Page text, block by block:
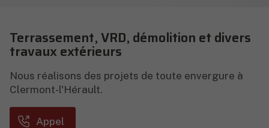
Terrassement, VRD, démolition et divers
travaux extérieurs
Nous réalisons des projets de toute envergure à
Clermont-l'Hérault.
Appel